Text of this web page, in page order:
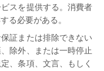
スを提供する。消費者
る必要がある。
証または排除できない
除外、または一時停止
、条項、文言、もしく